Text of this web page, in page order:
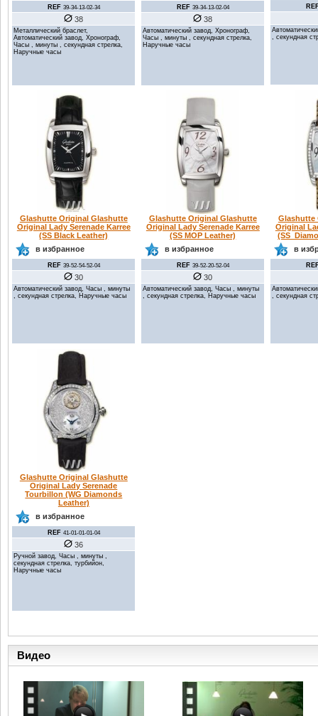
REF 39-34-13-02-34
38
Металлический браслет,
Автоматический завод, Хронограф,
Часы , минуты , секундная стрелка,
Наручные часы
REF 39-34-13-02-04
38
Автоматический завод, Хронограф,
Часы , минуты , секундная стрелка,
Наручные часы
, секундная
Glashutte Original Glashutte
Original Lady Serenade Karree
(SS Black Leather)
в избранное
REF 39-52-54-52-04
30
Автоматический завод, Часы , минуты
, секундная стрелка, Наручные часы
Glashutte Original Glashutte
Original Lady Serenade Karree
(SS MOP Leather)
в избранное
REF 39-52-20-52-04
30
Автоматический завод, Часы , минуты
, секундная стрелка, Наручные часы
Glashutte
Original
в
, секундная
Glashutte Original Glashutte
Original Lady Serenade
Tourbillon (WG Diamonds
Leather)
в избранное
REF 41-01-01-01-04
36
Ручной завод, Часы , минуты ,
секундная стрелка, турбийон,
Наручные часы
Видео